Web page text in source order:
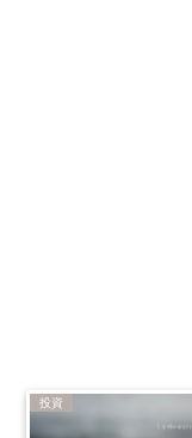
投資